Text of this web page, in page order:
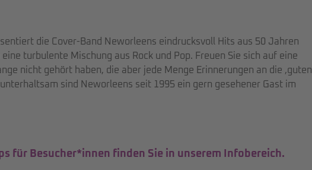
die Cover-Band Neworleens eindrucksvoll Hits aus 50 Jahren
turbulente Mischung aus Rock und Pop. Freuen Sie sich auf eine
nicht gehört haben, die aber jede Menge Erinnerungen an die ‚guten
sind Neworleens seit 1995 ein gern gesehener Gast im
für Besucher*innen finden Sie in unserem Infobereich.